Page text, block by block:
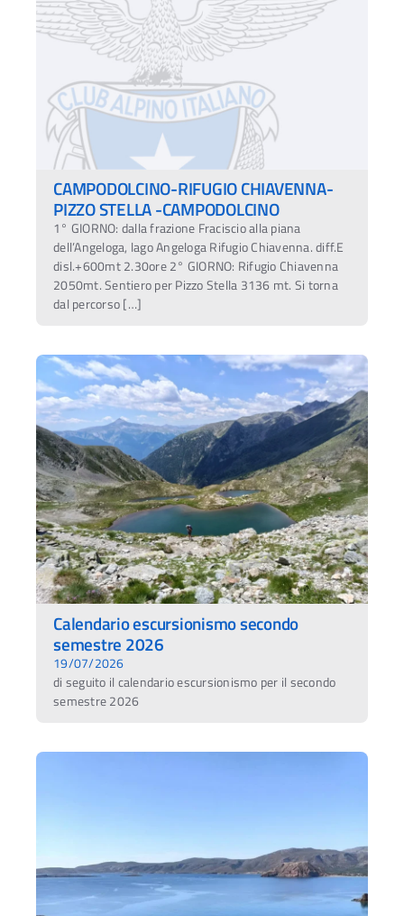
CAMPODOLCINO-RIFUGIO CHIAVENNA-
PIZZO STELLA -CAMPODOLCINO
1° GIORNO: dalla frazione Fraciscio alla piana
dell’Angeloga, lago Angeloga Rifugio Chiavenna. diff.E
disl.+600mt 2.30ore 2° GIORNO: Rifugio Chiavenna
2050mt. Sentiero per Pizzo Stella 3136 mt. Si torna
dal percorso […]
Calendario escursionismo secondo
semestre 2026
19/07/2026
di seguito il calendario escursionismo per il secondo
semestre 2026